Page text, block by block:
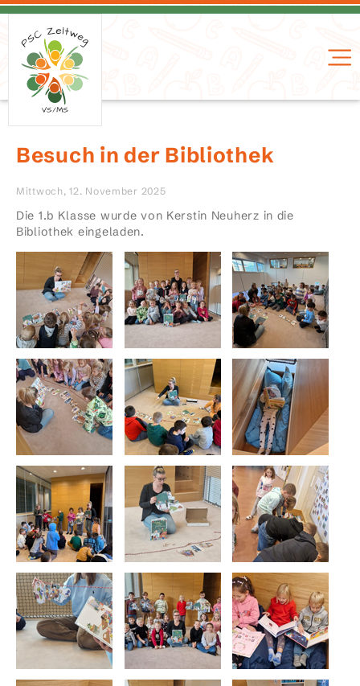
Besuch in der Bibliothek
Mittwoch, 12. November 2025
Die 1.b Klasse wurde von Kerstin Neuherz in die
Bibliothek eingeladen.